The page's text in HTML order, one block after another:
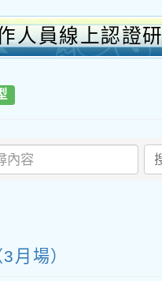
人員線上認證
月場）